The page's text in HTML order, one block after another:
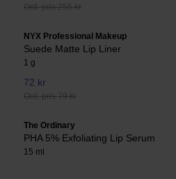
Ord. pris 255 kr
NYX Professional Makeup
Suede Matte Lip Liner
1 g
72 kr
Ord. pris 79 kr
The Ordinary
PHA 5% Exfoliating Lip Serum
15 ml